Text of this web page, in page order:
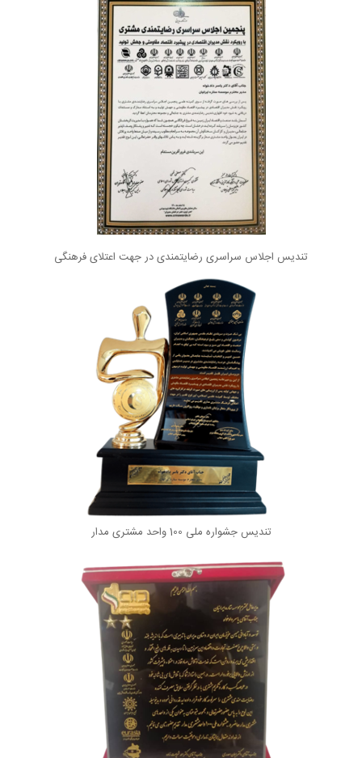
تندیس اجلاس سراسری رضایتمندی در جهت اعتلای فرهنگی
تندیس جشواره ملی 100 واحد مشتری مدار